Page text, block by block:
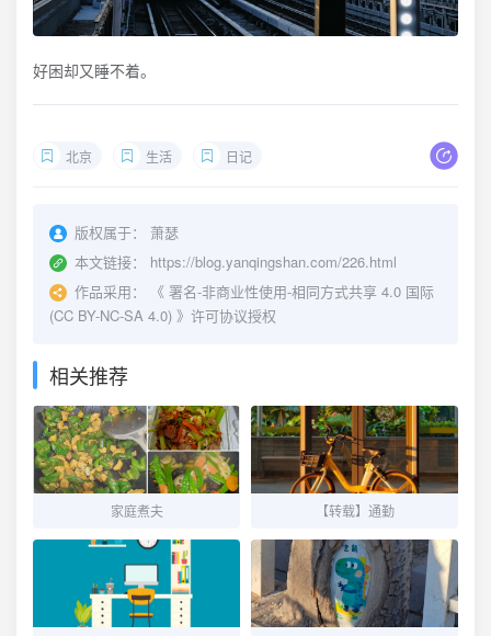
好困却又睡不着。
北京 生活 日记
版权属于：
萧瑟
本文链接：
https://blog.yanqingshan.com/226.html
作品采用：
《 署名-非商业性使用-相同方式共享 4.0 国际
(CC BY-NC-SA 4.0) 》许可协议授权
相关推荐
家庭煮夫 【转载】通勤